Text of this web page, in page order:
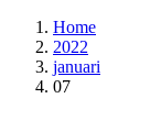
Home
2022
januari
07